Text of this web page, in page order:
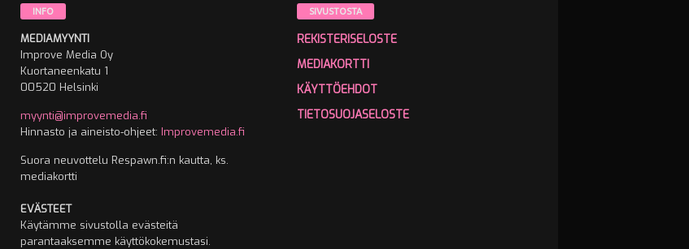
INFO
MEDIAMYYNTI
Improve Media Oy
Kuortaneenkatu 1
00520 Helsinki
myynti@improvemedia.fi
Hinnasto ja aineisto-ohjeet: Improvemedia.fi
Suora neuvottelu Respawn.fi:n kautta, ks.
mediakortti
EVÄSTEET
Käytämme sivustolla evästeitä
parantaaksemme käyttökokemustasi.
SIVUSTOSTA
REKISTERISELOSTE
MEDIAKORTTI
KÄYTTÖEHDOT
TIETOSUOJASELOSTE